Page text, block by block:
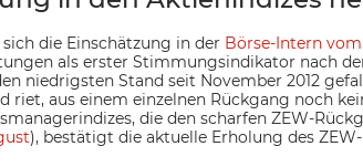
die Einschätzung in der Börse-Intern vom
als erster Stimmungsindikator nach
niedrigsten Stand seit November 2012
riet, aus einem einzelnen Rückgang noch
die den scharfen ZEW-
), bestätigt die aktuelle Erholung des